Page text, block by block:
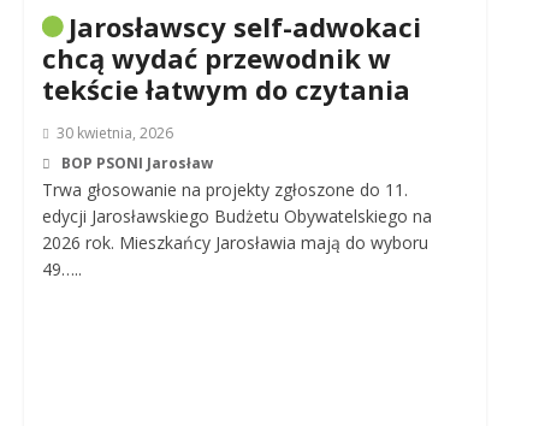
Jarosławscy self-adwokaci
chcą wydać przewodnik w
tekście łatwym do czytania
30 kwietnia, 2026
BOP PSONI Jarosław
Trwa głosowanie na projekty zgłoszone do 11.
edycji Jarosławskiego Budżetu Obywatelskiego na
2026 rok. Mieszkańcy Jarosławia mają do wyboru
49…..